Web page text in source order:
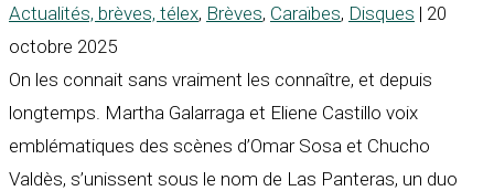
Actualités, brèves, télex, Brèves, Caraïbes, Disques | 20
octobre 2025
On les connait sans vraiment les connaître, et depuis
longtemps. Martha Galarraga et Eliene Castillo voix
emblématiques des scènes d’Omar Sosa et Chucho
Valdès, s’unissent sous le nom de Las Panteras, un duo